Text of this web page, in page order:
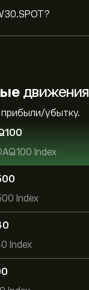
движения
убытку.
Index
Index
Index